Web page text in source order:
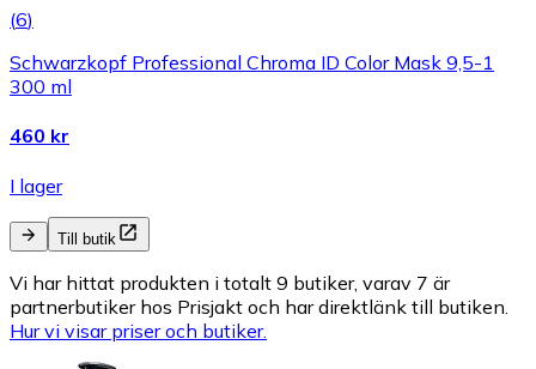
(6)
Schwarzkopf Professional Chroma ID Color Mask 9,5-1
300 ml
460 kr
I lager
Till butik
Vi har hittat produkten i totalt 9 butiker, varav 7 är
partnerbutiker hos Prisjakt och har direktlänk till butiken.
Hur vi visar priser och butiker.